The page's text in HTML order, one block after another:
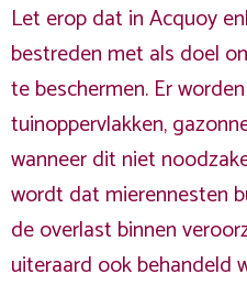
Let erop dat in Acquoy
bestreden met als doel
te beschermen. Er
tuinoppervlakken,
wanneer dit niet
wordt dat mierennesten
de overlast binnen
uiteraard ook behandeld